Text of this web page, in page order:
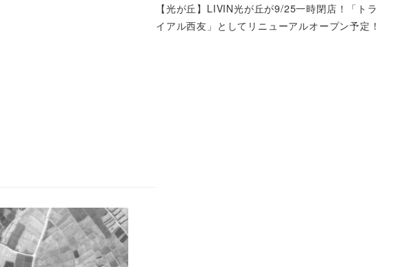
【光が丘】LIVIN光が丘が9/25一時閉店！「トラ
イアル西友」としてリニューアルオープン予定！